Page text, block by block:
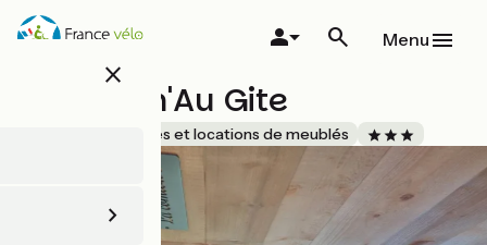
Aller
au
close
Menu
Le Charm'Au Gite
Gîtes et locations de meublés